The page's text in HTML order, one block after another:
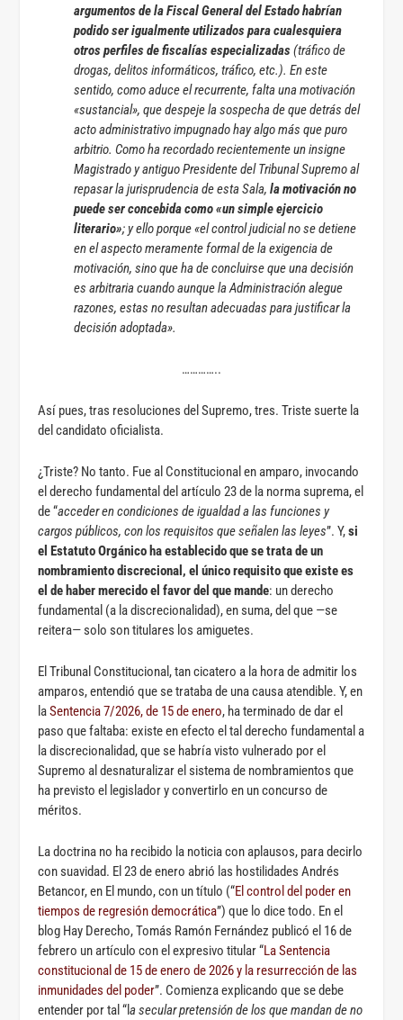
argumentos de la Fiscal General del Estado habrían
podido ser igualmente utilizados para cualesquiera
otros perfiles de fiscalías especializadas(tráfico de
drogas, delitos informáticos, tráfico, etc.). En este
sentido, como aduce el recurrente, falta una motivación
«sustancial», que despeje la sospecha de que detrás del
acto administrativo impugnado hay algo más que puro
arbitrio. Como ha recordado recientemente un insigne
Magistrado y antiguo Presidente del Tribunal Supremo al
repasar la jurisprudencia de esta Sala,la motivación no
puede ser concebida como «un simple ejercicio
literario»; y ello porque «el control judicial no se detiene
en el aspecto meramente formal de la exigencia de
motivación, sino que ha de concluirse que una decisión
es arbitraria cuando aunque la Administración alegue
razones, estas no resultan adecuadas para justificar la
decisión adoptada».
…………..
Así pues, tras resoluciones del Supremo, tres. Triste suerte la
del candidato oficialista.
¿Triste? No tanto. Fue al Constitucional en amparo, invocando
el derecho fundamental del artículo 23 de la norma suprema, el
de “acceder en condiciones de igualdad a las funciones y
cargos públicos, con los requisitos que señalen las leyes”. Y,si
el Estatuto Orgánico ha establecido que se trata de un
nombramiento discrecional, el único requisito que existe es
el de haber merecido el favor del que mande: un derecho
fundamental (a la discrecionalidad), en suma, del que —se
reitera— solo son titulares los amiguetes.
El Tribunal Constitucional, tan cicatero a la hora de admitir los
amparos, entendió que se trataba de una causa atendible. Y, en
laSentencia 7/2026, de 15 de enero, ha terminado de dar el
paso que faltaba: existe en efecto el tal derecho fundamental a
la discrecionalidad, que se habría visto vulnerado por el
Supremo al desnaturalizar el sistema de nombramientos que
ha previsto el legislador y convertirlo en un concurso de
méritos.
La doctrina no ha recibido la noticia con aplausos, para decirlo
con suavidad. El 23 de enero abrió las hostilidades Andrés
Betancor, en El mundo, con un título (“El control del poder en
tiempos de regresión democrática”) que lo dice todo. En el
blog Hay Derecho, Tomás Ramón Fernández publicó el 16 de
febrero un artículo con el expresivo titular “La Sentencia
constitucional de 15 de enero de 2026 y la resurrección de las
inmunidades del poder”. Comienza explicando que se debe
entender por tal “la secular pretensión de los que mandan de no